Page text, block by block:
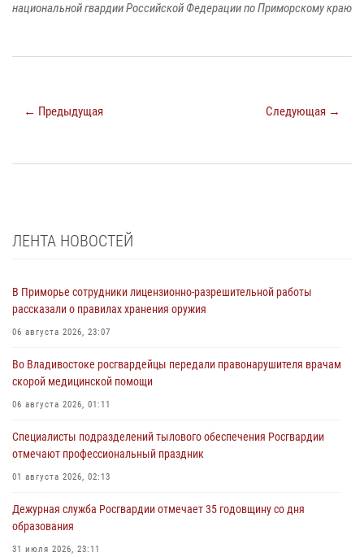
национальной гвардии Российской Федерации по Приморскому краю
← Предыдущая Следующая →
ЛЕНТА НОВОСТЕЙ
В Приморье сотрудники лицензионно-разрешительной работы
рассказали о правилах хранения оружия
06 августа 2026, 23:07
Во Владивостоке росгвардейцы передали правонарушителя врачам
скорой медицинской помощи
06 августа 2026, 01:11
Специалисты подразделений тылового обеспечения Росгвардии
отмечают профессиональный праздник
01 августа 2026, 02:13
Дежурная служба Росгвардии отмечает 35 годовщину со дня
образования
31 июля 2026, 23:11